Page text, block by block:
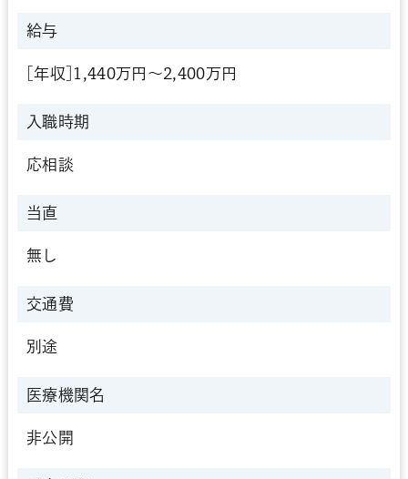
給与
[年収]1,440万円～2,400万円
入職時期
応相談
当直
無し
交通費
別途
医療機関名
非公開